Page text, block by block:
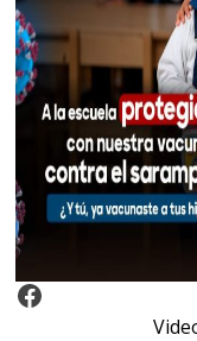
Video Arroz Fortificado